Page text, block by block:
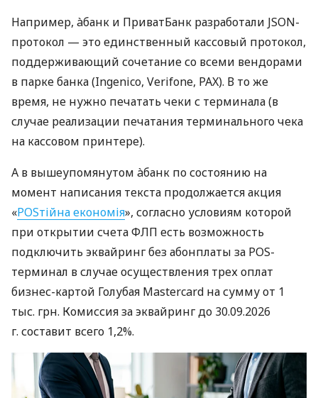
Например, àбанк и ПриватБанк разработали JSON-
протокол — это единственный кассовый протокол,
поддерживающий сочетание со всеми вендорами
в парке банка (Ingenico, Verifone, PAX). В то же
время, не нужно печатать чеки с терминала (в
случае реализации печатания терминального чека
на кассовом принтере).
А в вышеупомянутом àбанк по состоянию на
момент написания текста продолжается акция
«POSтійна економія», согласно условиям которой
при открытии счета ФЛП есть возможность
подключить эквайринг без абонплаты за POS-
терминал в случае осуществления трех оплат
бизнес-картой Голубая Mastercard на сумму от 1
тыс. грн. Комиссия за эквайринг до 30.09.2026
г. составит всего 1,2%.